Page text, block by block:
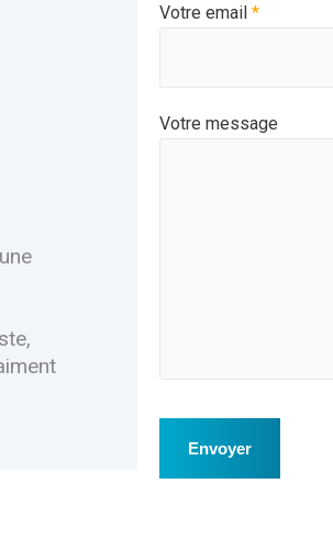
Votre email *
Votre message